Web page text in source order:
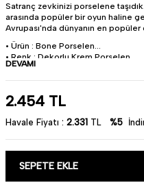
Satranç zevkinizi porselene
arasında popüler bir oyun haline
Avrupası'nda dünyanın en
• Ürün : Bone Porselen
• Renk : Dekorlu Krem Porselen
• Parça Sayısı : 4 Parça
• Miktar : 1 kişilik
• Bulaşık makinesinde yıkanılabilir.
Güle güle kullanın.
DEVAMI
2.454 TL
Havale Fiyatı : 2.331 TL %5
SEPETE EKLE